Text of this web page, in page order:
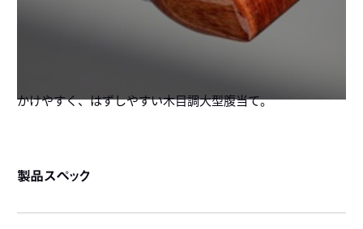
かけやすく、はずしやすい木目調大型腹当て。
製品スペック